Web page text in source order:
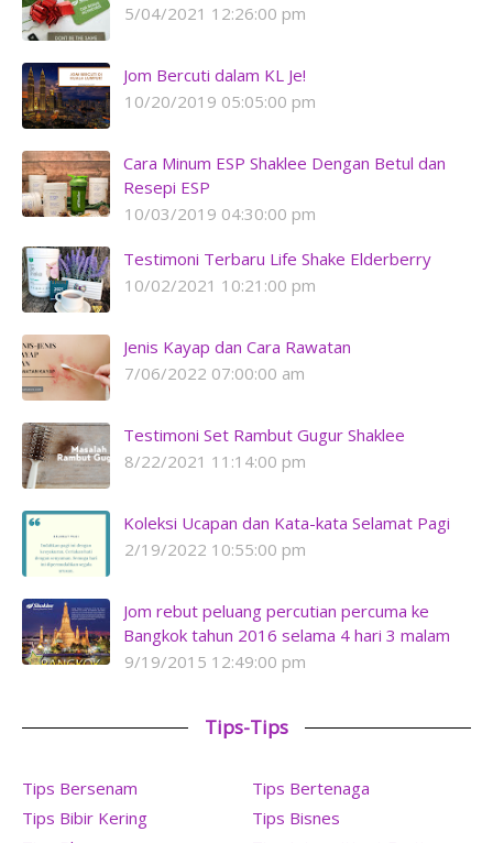
5/04/2021 12:26:00 pm
Jom Bercuti dalam KL Je!
10/20/2019 05:05:00 pm
Cara Minum ESP Shaklee Dengan Betul dan
Resepi ESP
10/03/2019 04:30:00 pm
Testimoni Terbaru Life Shake Elderberry
10/02/2021 10:21:00 pm
Jenis Kayap dan Cara Rawatan
7/06/2022 07:00:00 am
Testimoni Set Rambut Gugur Shaklee
8/22/2021 11:14:00 pm
Koleksi Ucapan dan Kata-kata Selamat Pagi
2/19/2022 10:55:00 pm
Jom rebut peluang percutian percuma ke
Bangkok tahun 2016 selama 4 hari 3 malam
9/19/2015 12:49:00 pm
Tips-Tips
Tips Bersenam
Tips Bertenaga
Tips Bibir Kering
Tips Bisnes